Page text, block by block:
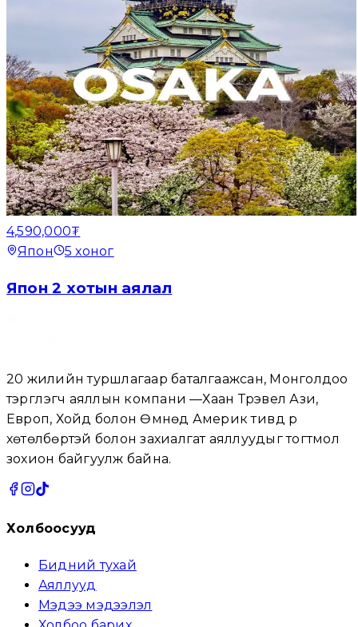
4,590,000₮
Япон
5 хоног
Япон 2 хотын аялал
20 жилийн туршлагаар баталгаажсан, Монголдоо
тэргүүлэгч аяллын компани —Хаан Трэвел Ази,
Европ, Хойд болон Өмнөд Америк тивүүд рүү
хөтөлбөртэй болон захиалгат аяллуудыг тогтмол
зохион байгуулж байна.
Холбоосууд
Бидний тухай
Аяллууд
Мэдээ мэдээлэл